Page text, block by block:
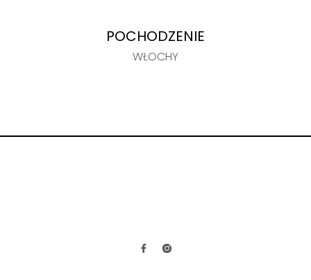
POCHODZENIE
WŁOCHY